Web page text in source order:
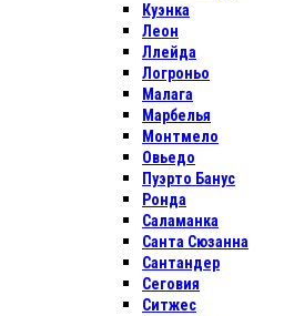
Куэнка
Леон
Ллейда
Логроньо
Малага
Марбелья
Монтмело
Овьедо
Пуэрто Банус
Ронда
Саламанка
Санта Сюзанна
Сантандер
Сеговия
Ситжес